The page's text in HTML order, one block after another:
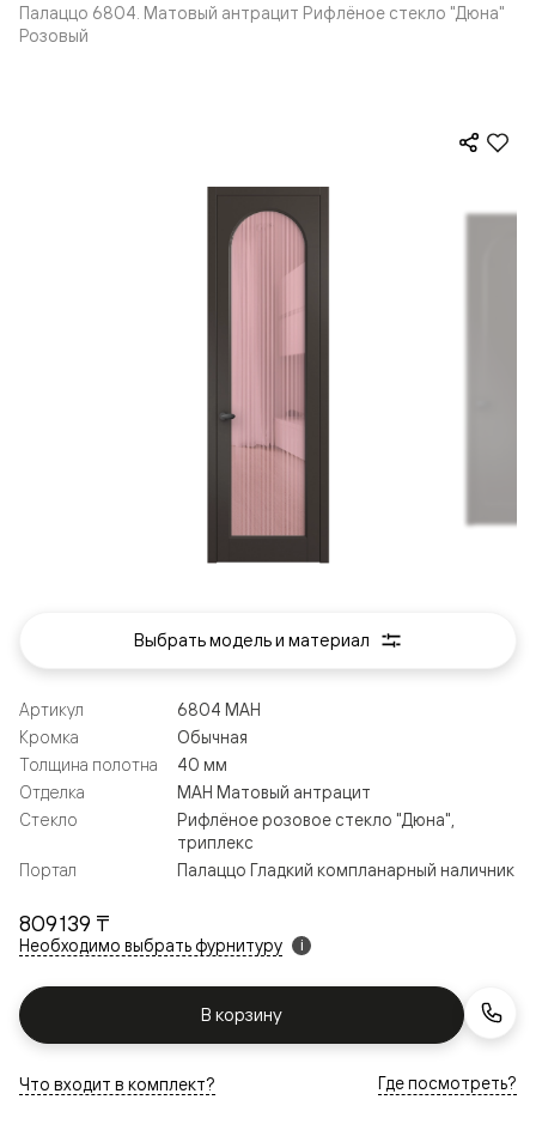
Палаццо 6804. Матовый антрацит Рифлёное стекло "Дюна"
Розовый
809 139 ₸
Необходимо выбрать фурнитуру i
В корзину
Артикул
6804 МАН
Кромка
Обычная
Толщина полотна
40 мм
Отделка
МАН Матовый антрацит
Стекло
Рифлёное розовое стекло "Дюна",
триплекс
Портал
Палаццо Гладкий компланарный наличник
Что входит в комплект? Где посмотреть?
Выбрать модель и материал